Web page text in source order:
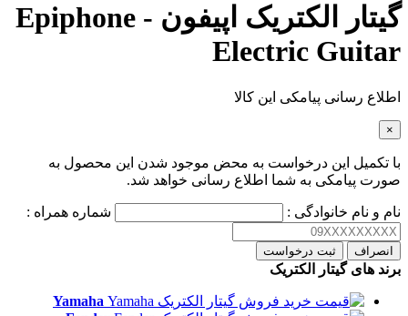
گیتار الکتریک اپیفون - Epiphone
Electric Guitar
اطلاع رسانی پیامکی این کالا
×
با تکمیل این درخواست به محض موجود شدن این محصول به
صورت پیامکی به شما اطلاع رسانی خواهد شد.
نام و نام خانوادگی : شماره همراه :
انصراف ثبت درخواست
برند های گیتار الکتریک
Yamaha